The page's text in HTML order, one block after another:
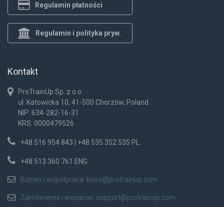
Regulamin płatności
Regulamin i polityka pryw.
Kontakt
ProTrainUp Sp. z o.o.
ul. Katowicka 10, 41-500 Chorzów, Poland
NIP: 634-282-16-31
KRS: 0000479526
+48 516 954 843 | +48 535 352 535 PL
+48 513 360 761 ENG
Biznes i współpraca: biuro@protrainup.com
Zamówienia i wsparcie: support@protrainup.com